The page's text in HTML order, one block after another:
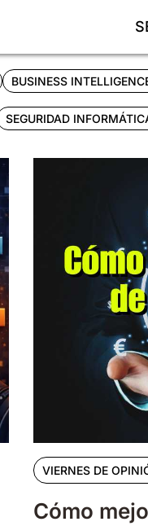
BUSINESS
SEGURIDAD
VIERNES DE
Cómo